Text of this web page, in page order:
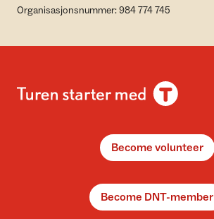
Organisasjonsnummer: 984 774 745
Become volunteer
Become DNT-member